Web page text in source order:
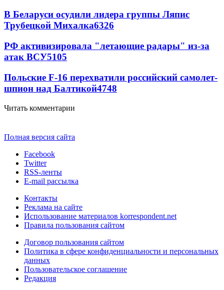
В Беларуси осудили лидера группы Ляпис
Трубецкой Михалка6326
РФ активизировала "летающие радары" из-за
атак ВСУ5105
Польские F-16 перехватили российский самолет-
шпион над Балтикой4748
Читать комментарии
Полная версия сайта
Facebook
Twitter
RSS-ленты
E-mail рассылка
Контакты
Реклама на сайте
Использование материалов korrespondent.net
Правила пользования сайтом
Договор пользования сайтом
Политика в сфере конфиденциальности и персональных
данных
Пользовательское соглашение
Редакция